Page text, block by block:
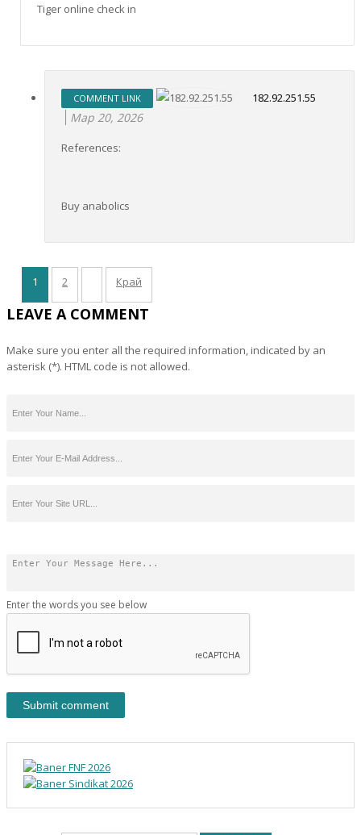
Tiger online check in
COMMENT LINK 182.92.251.55
Мар 20, 2026
References:
Buy anabolics
1 2 Край
LEAVE A COMMENT
Make sure you enter all the required information, indicated by an
asterisk (*). HTML code is not allowed.
Enter the words you see below